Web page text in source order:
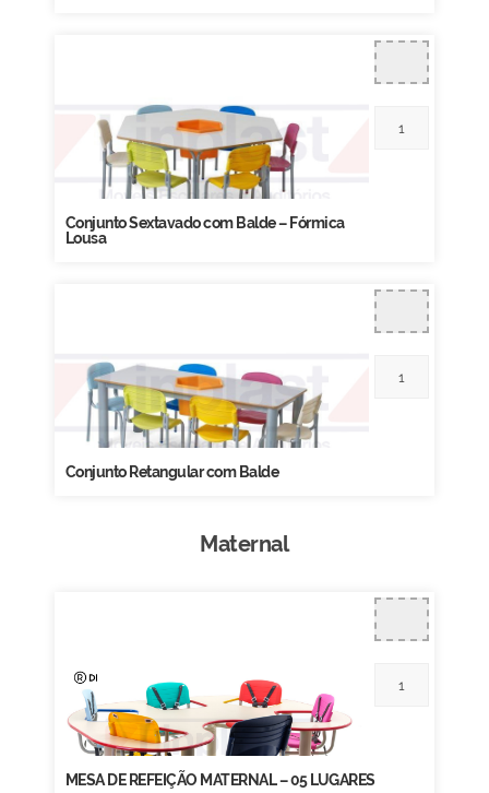
Conjunto Sextavado com Balde – Fórmica
Lousa
Conjunto Retangular com Balde
Maternal
MESA DE REFEIÇÃO MATERNAL – 05 LUGARES